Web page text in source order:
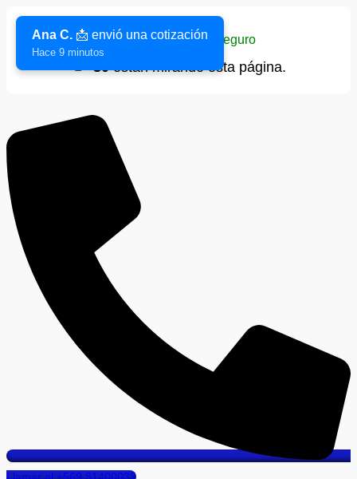
Sitio verificado y seguro
👁️ 30están mirando esta página.
Ana C. 📩 envió una cotización
Hace 9 minutos